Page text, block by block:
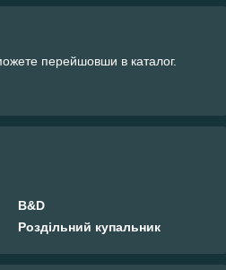
перейшовши в каталог.
B&D
Роздільний купальник